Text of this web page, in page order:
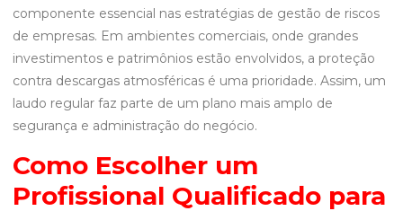
componente essencial nas estratégias de gestão de riscos
de empresas. Em ambientes comerciais, onde grandes
investimentos e patrimônios estão envolvidos, a proteção
contra descargas atmosféricas é uma prioridade. Assim, um
laudo regular faz parte de um plano mais amplo de
segurança e administração do negócio.
Como Escolher um
Profissional Qualificado para